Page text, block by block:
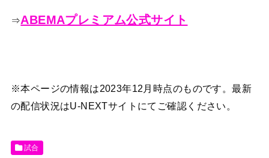
⇒ABEMAプレミアム公式サイト
※本ページの情報は2023年12月時点のものです。最新
の配信状況はU-NEXTサイトにてご確認ください。
試合